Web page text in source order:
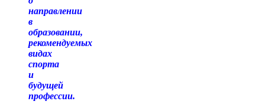
направлении
в
образовании,
рекомендуемых
видах
спорта
и
будущей
профессии.